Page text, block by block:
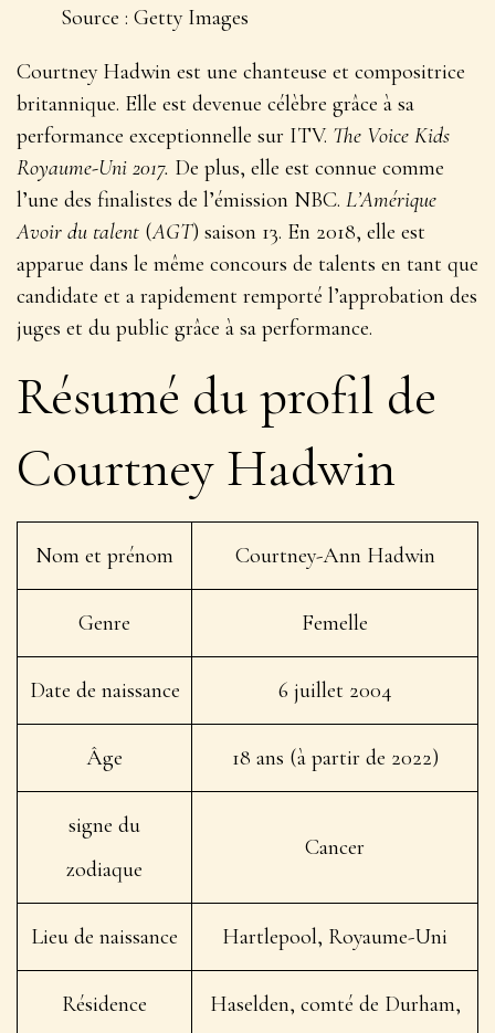
Source : Getty Images
Courtney Hadwin est une chanteuse et compositrice
britannique. Elle est devenue célèbre grâce à sa
performance exceptionnelle sur ITV. The Voice Kids
Royaume-Uni 2017. De plus, elle est connue comme
l’une des finalistes de l’émission NBC. L’Amérique
Avoir du talent (AGT) saison 13. En 2018, elle est
apparue dans le même concours de talents en tant que
candidate et a rapidement remporté l’approbation des
juges et du public grâce à sa performance.
Résumé du profil de
Courtney Hadwin
Nom et prénom Courtney-Ann Hadwin
Genre Femelle
Date de naissance 6 juillet 2004
Âge 18 ans (à partir de 2022)
signe du
zodiaque
Cancer
Lieu de naissance Hartlepool, Royaume-Uni
Résidence
Haselden, comté de Durham,